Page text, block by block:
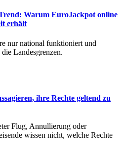
Warum EuroJackpot online
erhält
nur national funktioniert und
Landesgrenzen.
ihre Rechte geltend zu
Flug, Annullierung oder
wissen nicht, welche Rechte